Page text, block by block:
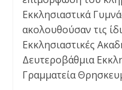
Εκκλησιαστικά
ακολουθούσαν τις
Εκκλησιαστικές
Δευτεροβάθμια
Γραμματεία